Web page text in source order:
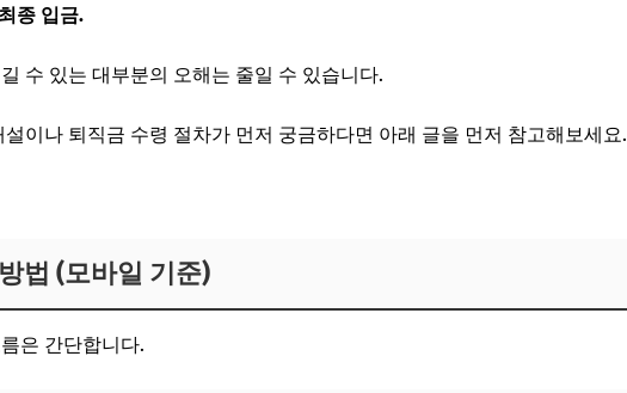
종 입금.
수 있는 대부분의 오해는 줄일 수 있습니다.
이나 퇴직금 수령 절차가 먼저 궁금하다면 아래 글을 먼저 참고해보세요.
법 (모바일 기준)
은 간단합니다.